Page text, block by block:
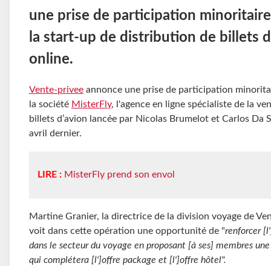
une prise de participation
la start-up de distribution de billets
online.
Vente-privee annonce une prise de participation
la société MisterFly, l'agence en ligne spécialiste de la
billets d’avion lancée par Nicolas Brumelot et Carlos Da
avril dernier.
LIRE : MisterFly prend son envol
Martine Granier, la directrice de la division voyage de
voit dans cette opération une opportunité de "renforcer
dans le secteur du voyage en proposant [à ses] membres
qui complétera [l']offre package et [l']offre hôtel".